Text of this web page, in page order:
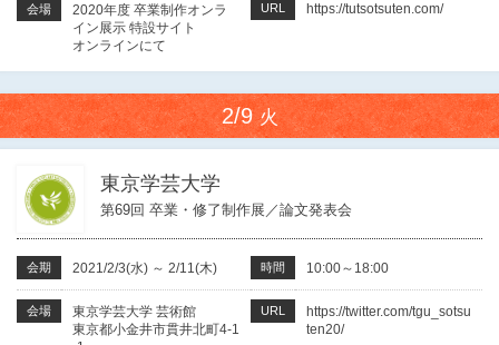
会場
2020年度 卒業制作オンラ
イン展示 特設サイト
オンラインにて
URL https://tutsotsuten.com/
2/9火
東京学芸大学
第69回 卒業・修了制作展／論文発表会
会期 2021/2/3(水) ～ 2/11(木) 時間 10:00～18:00
会場
東京学芸大学 芸術館
東京都小金井市貫井北町4-1
URL
https://twitter.com/tgu_sotsu
ten20/